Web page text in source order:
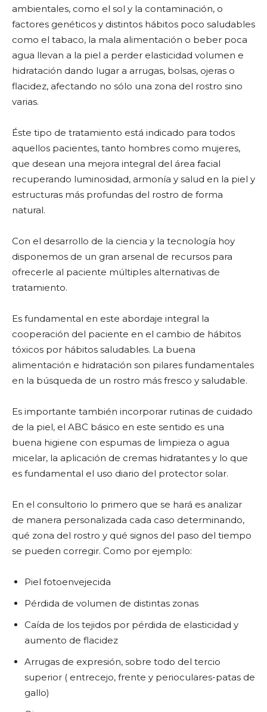
ambientales, como el sol y la contaminación, o
factores genéticos y distintos hábitos poco saludables
como el tabaco, la mala alimentación o beber poca
agua llevan a la piel a perder elasticidad volumen e
hidratación dando lugar a arrugas, bolsas, ojeras o
flacidez, afectando no sólo una zona del rostro sino
varias.
Éste tipo de tratamiento está indicado para todos
aquellos pacientes, tanto hombres como mujeres,
que desean una mejora integral del área facial
recuperando luminosidad, armonía y salud en la piel y
estructuras más profundas del rostro de forma
natural.
Con el desarrollo de la ciencia y la tecnología hoy
disponemos de un gran arsenal de recursos para
ofrecerle al paciente múltiples alternativas de
tratamiento.
Es fundamental en este abordaje integral la
cooperación del paciente en el cambio de hábitos
tóxicos por hábitos saludables. La buena
alimentación e hidratación son pilares fundamentales
en la búsqueda de un rostro más fresco y saludable.
Es importante también incorporar rutinas de cuidado
de la piel, el ABC básico en este sentido es una
buena higiene con espumas de limpieza o agua
micelar, la aplicación de cremas hidratantes y lo que
es fundamental el uso diario del protector solar.
En el consultorio lo primero que se hará es analizar
de manera personalizada cada caso determinando,
qué zona del rostro y qué signos del paso del tiempo
se pueden corregir. Como por ejemplo:
Piel fotoenvejecida
Pérdida de volumen de distintas zonas
Caída de los tejidos por pérdida de elasticidad y
aumento de flacidez
Arrugas de expresión, sobre todo del tercio
superior ( entrecejo, frente y perioculares-patas de
gallo)